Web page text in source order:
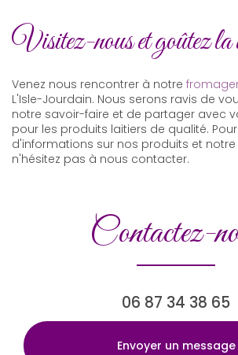
Visitez-nous et goûtez la
Venez nous rencontrer à notre
L'Isle-Jourdain. Nous serons ravis de
notre savoir-faire et de partager avec
pour les produits laitiers de qualité.
d'informations sur nos produits et
n'hésitez pas à nous contacter.
Contactez-
06 87 34 38 65
Envoyer un message